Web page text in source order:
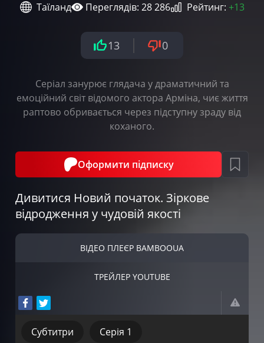
Таїланд
Переглядів: 28 286 Рейтинг: +13
13 0
Серіал занурює глядача у драматичний та
емоційний світ відомого актора Арміна, чиє життя
раптово обривається через підступну зраду від
коханого.
Оформити підписку
Дивитися Новий початок. Зіркове
відродження у чудовій якості
ВІДЕО ПЛЕЄР BAMBOOUA
ТРЕЙЛЕР YOUTUBE
Серія 1
Субтитри